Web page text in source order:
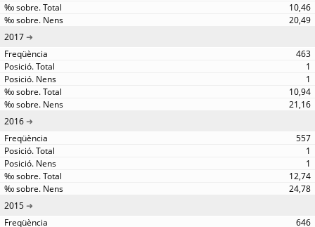
10,46
20,49
2017
463
1
1
10,94
21,16
2016
557
1
1
12,74
24,78
2015
646